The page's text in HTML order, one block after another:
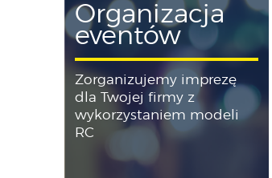
Organizacja
eventów
Zorganizujemy imprezę
dla Twojej firmy z
wykorzystaniem modeli
RC